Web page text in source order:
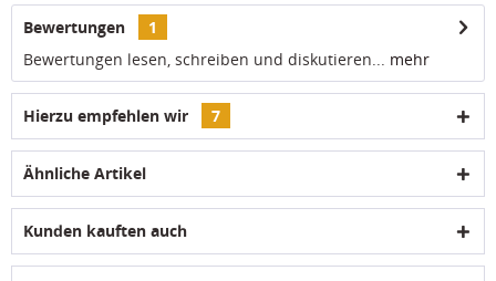
Bewertungen
1
Bewertungen lesen, schreiben und diskutieren... mehr
Hierzu empfehlen wir 7
Ähnliche Artikel
Kunden kauften auch